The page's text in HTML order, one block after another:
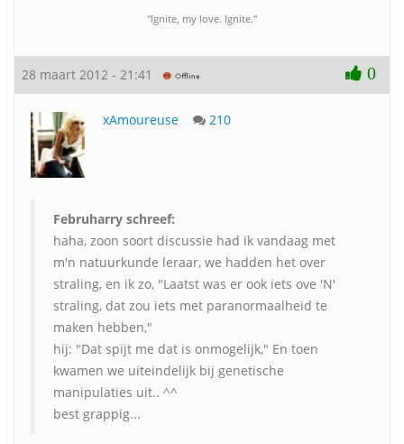
"Ignite, my love. Ignite."
28 maart 2012 - 21:41 0
xAmoureuse 210
Februharry schreef:
haha, zoon soort discussie had ik vandaag met
m'n natuurkunde leraar, we hadden het over
straling, en ik zo, "Laatst was er ook iets ove 'N'
straling, dat zou iets met paranormaalheid te
maken hebben,"
hij: "Dat spijt me dat is onmogelijk," En toen
kwamen we uiteindelijk bij genetische
manipulaties uit.. ^^
best grappig...